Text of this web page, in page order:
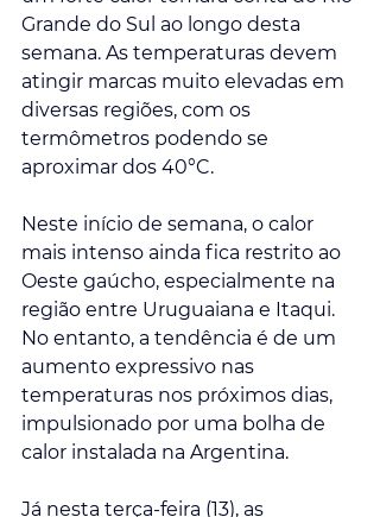
Grande do Sul ao longo desta
semana. As temperaturas devem
atingir marcas muito elevadas em
diversas regiões, com os
termômetros podendo se
aproximar dos 40°C.
Neste início de semana, o calor
mais intenso ainda fica restrito ao
Oeste gaúcho, especialmente na
região entre Uruguaiana e Itaqui.
No entanto, a tendência é de um
aumento expressivo nas
temperaturas nos próximos dias,
impulsionado por uma bolha de
calor instalada na Argentina.
Já nesta terça-feira (13), as